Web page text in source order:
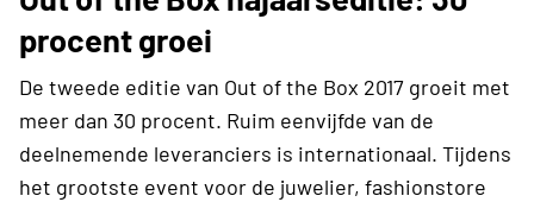
procent groei
De tweede editie van Out of the Box 2017 groeit met
meer dan 30 procent. Ruim eenvijfde van de
deelnemende leveranciers is internationaal. Tijdens
het grootste event voor de juwelier, fashionstore